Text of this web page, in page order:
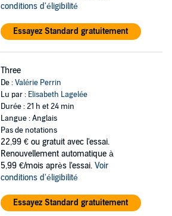
conditions d'éligibilité
Essayez Standard gratuitement
Three
De :Valérie Perrin
Lu par : Elisabeth Lagelée
Durée : 21 h et 24 min
Langue : Anglais
Pas de notations
22,99 € ou gratuit avec l'essai.
Renouvellement automatique à
5,99 €/mois après l'essai. Voir
conditions d'éligibilité
Essayez Standard gratuitement